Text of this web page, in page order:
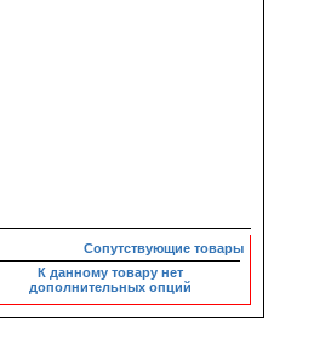
Сопутствующие товары
К данному товару нет
дополнительных опций